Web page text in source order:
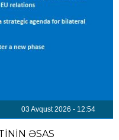
03 Avqust 2026 - 12:54
ƏSAS